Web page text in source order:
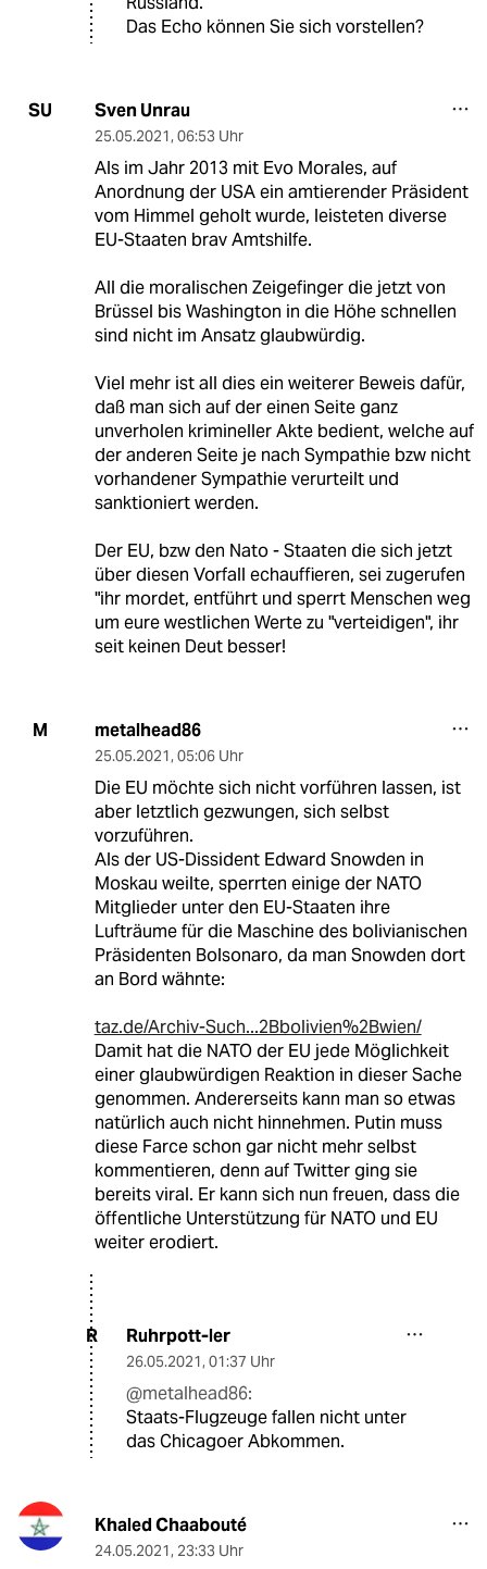
Das Echo können Sie sich vorstellen?
SU Sven Unrau
25.05.2021, 06:53 Uhr
Als im Jahr 2013 mit Evo Morales, auf
Anordnung der USA ein amtierender Präsident
vom Himmel geholt wurde, leisteten diverse
EU-Staaten brav Amtshilfe.
All die moralischen Zeigefinger die jetzt von
Brüssel bis Washington in die Höhe schnellen
sind nicht im Ansatz glaubwürdig.
Viel mehr ist all dies ein weiterer Beweis dafür,
daß man sich auf der einen Seite ganz
unverholen krimineller Akte bedient, welche auf
der anderen Seite je nach Sympathie bzw nicht
vorhandener Sympathie verurteilt und
sanktioniert werden.
Der EU, bzw den Nato - Staaten die sich jetzt
über diesen Vorfall echauffieren, sei zugerufen
"ihr mordet, entführt und sperrt Menschen weg
um eure westlichen Werte zu "verteidigen", ihr
seit keinen Deut besser!
M metalhead86
25.05.2021, 05:06 Uhr
Die EU möchte sich nicht vorführen lassen, ist
aber letztlich gezwungen, sich selbst
vorzuführen.
Als der US-Dissident Edward Snowden in
Moskau weilte, sperrten einige der NATO
Mitglieder unter den EU-Staaten ihre
Lufträume für die Maschine des bolivianischen
Präsidenten Bolsonaro, da man Snowden dort
an Bord wähnte:
taz.de/Archiv-Such...2Bbolivien%2Bwien/
Damit hat die NATO der EU jede Möglichkeit
einer glaubwürdigen Reaktion in dieser Sache
genommen. Andererseits kann man so etwas
natürlich auch nicht hinnehmen. Putin muss
diese Farce schon gar nicht mehr selbst
kommentieren, denn auf Twitter ging sie
bereits viral. Er kann sich nun freuen, dass die
öffentliche Unterstützung für NATO und EU
weiter erodiert.
R Ruhrpott-ler
26.05.2021, 01:37 Uhr
@metalhead86:
Staats-Flugzeuge fallen nicht unter
das Chicagoer Abkommen.
Khaled Chaabouté
24.05.2021, 23:33 Uhr